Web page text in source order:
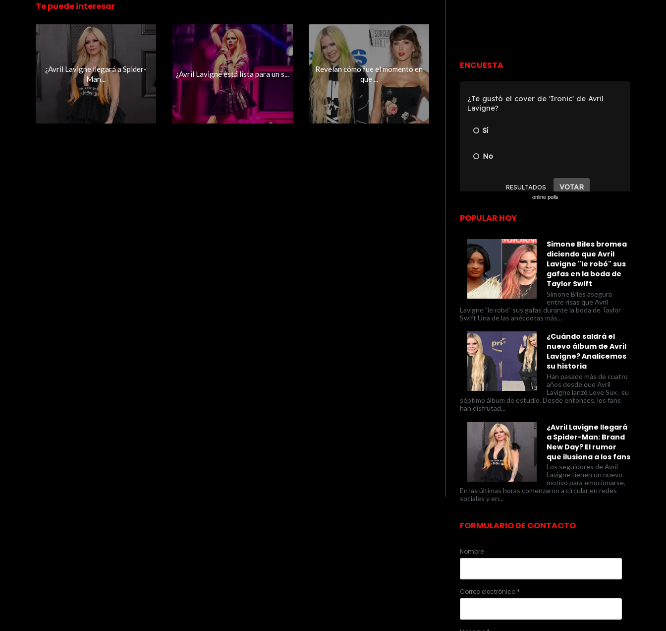
Te puede interesar
¿Avril Lavigne llegará a Spider-
Man...
¿Avril Lavigne está lista para un s...
Revelan cómo fue el momento en
que ...
ENCUESTA
online polls
POPULAR HOY
Simone Biles bromea
diciendo que Avril
Lavigne "le robó" sus
gafas en la boda de
Taylor Swift
Simone Biles asegura
entre risas que Avril
Lavigne "le robó" sus gafas durante la boda de Taylor
Swift Una de las anécdotas más...
¿Cuándo saldrá el
nuevo álbum de Avril
Lavigne? Analicemos
su historia
Han pasado más de cuatro
años desde que Avril
Lavigne lanzó Love Sux , su
séptimo álbum de estudio. Desde entonces, los fans
han disfrutad...
¿Avril Lavigne llegará
a Spider-Man: Brand
New Day? El rumor
que ilusiona a los fans
Los seguidores de Avril
Lavigne tienen un nuevo
motivo para emocionarse.
En las últimas horas comenzaron a circular en redes
sociales y en...
FORMULARIO DE CONTACTO
Nombre
Correo electrónico *